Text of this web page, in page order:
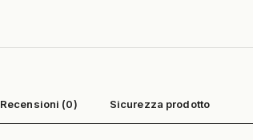
Recensioni (0) Sicurezza prodotto